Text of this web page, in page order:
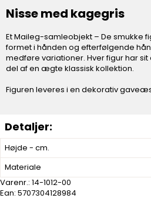
Højde - cm.
Materiale
Varenr.: 14-1012-00
Ean: 5707304128984
Nisse med kagegris
Et Maileg-samleobjekt – De smukke
formet i hånden og efterfølgende
medføre variationer. Hver figur har
del af en ægte klassisk kollektion.
Figuren leveres i en dekorativ